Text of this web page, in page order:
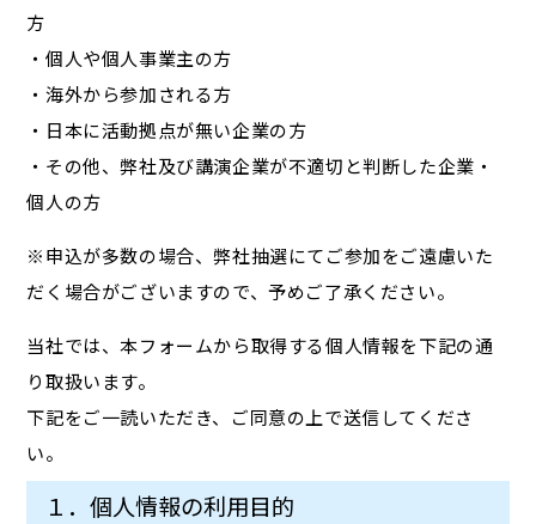
方
・個人や個人事業主の方
・海外から参加される方
・日本に活動拠点が無い企業の方
・その他、弊社及び講演企業が不適切と判断した企業・
個人の方
※申込が多数の場合、弊社抽選にてご参加をご遠慮いた
だく場合がございますので、予めご了承ください。
当社では、本フォームから取得する個人情報を下記の通
り取扱います。
下記をご一読いただき、ご同意の上で送信してくださ
い。
１．個人情報の利用目的